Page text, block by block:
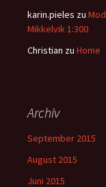
karin.pieles zu
Mikkelvik 1:300
Christian zu Home
Archiv
September 2015
August 2015
Juni 2015